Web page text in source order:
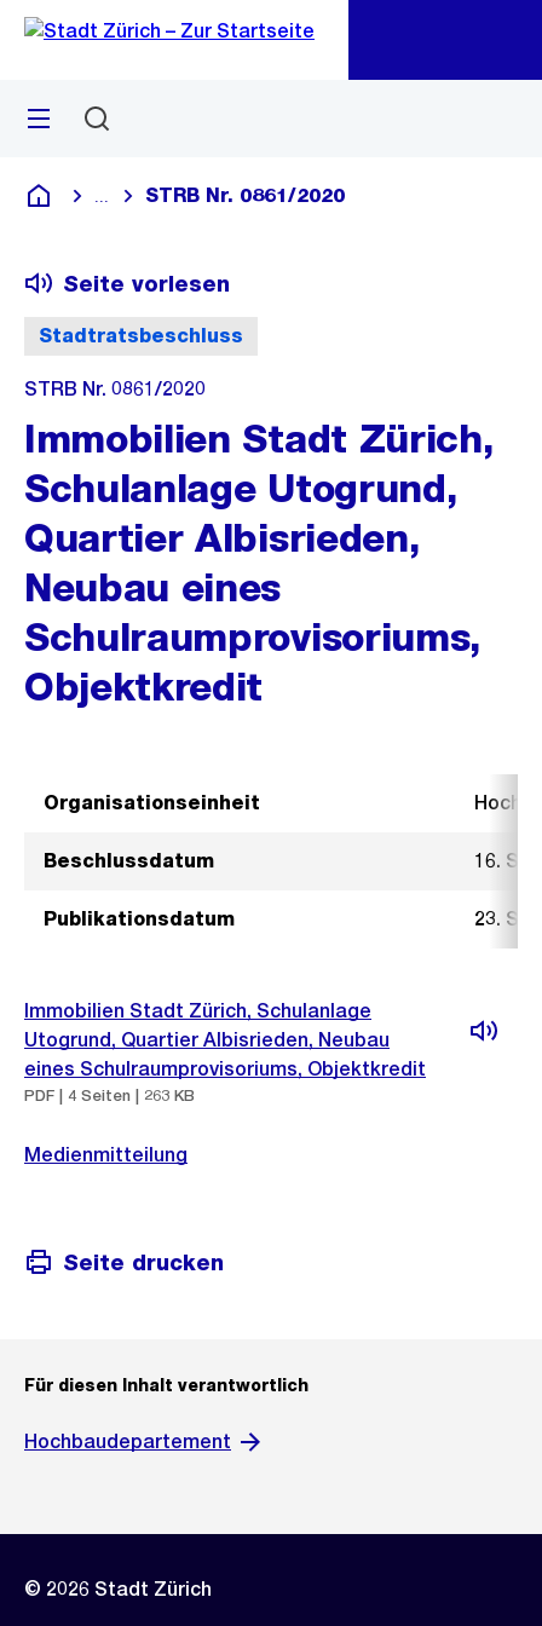
Navigation
Sprunglink
Menü
Deutsch
Blende alle Breadcrumbs ein
STRB Nr. 0861/2020
Stadtratsbeschluss
Seite vorlesen
STRB Nr. 0861/2020
Immobilien Stadt Zürich,
Schulanlage Utogrund,
Quartier Albisrieden,
Neubau eines
Schulraumprovisoriums,
Objektkredit
Organisationseinheit
Beschlussdatum 16.
Publikationsdatum 23.
Immobilien Stadt Zürich, Schulanlage
Utogrund, Quartier Albisrieden, Neubau
eines Schulraumprovisoriums, Objektkredit
PDF | 4 Seiten | 263 KB
Medienmitteilung
Seite drucken
Für diesen Inhalt verantwortlich
Hochbaudepartement
© 2026 Stadt Zürich